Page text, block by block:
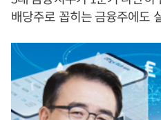
배당주로 꼽히는 금융주에도